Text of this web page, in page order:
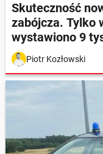
Skuteczność
zabójcza. Tylko
wystawiono 9
Piotr Kozłowski